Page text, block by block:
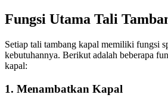
Fungsi Utama Tali
Setiap tali tambang kapal memiliki fungsi
kebutuhannya. Berikut adalah beberapa
kapal:
1. Menambatkan Kapal